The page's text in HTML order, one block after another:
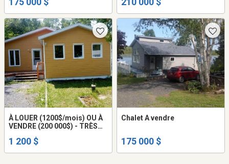
À LOUER (1200$/mois) OU À
VENDRE (200 000$) - TRÈS
MINOUCHE À SAINT-ULRIC
1 200 $
Chalet A vendre
175 000 $